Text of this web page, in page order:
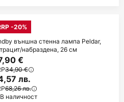
-20%
външна стенна лампа Peldar,
набраздена, 26 см
€
34,90 €
лв.
68,26 лв.
В наличност